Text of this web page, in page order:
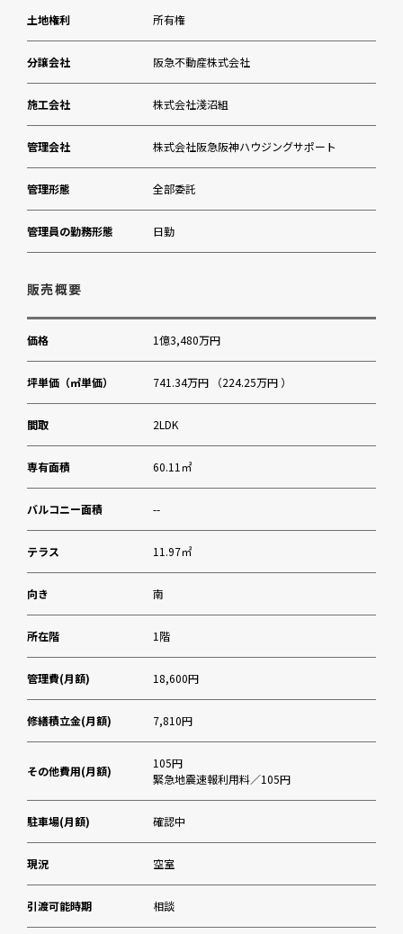
土地権利 所有権
分譲会社 阪急不動産株式会社
施工会社 株式会社淺沼組
管理会社 株式会社阪急阪神ハウジングサポート
管理形態 全部委託
管理員の勤務形態 日勤
販売概要
価格 1億3,480万円
坪単価（㎡単価） 741.34万円 （224.25万円 ）
間取 2LDK
専有面積 60.11㎡
バルコニー面積 --
テラス 11.97㎡
向き 南
所在階 1階
管理費(月額) 18,600円
修繕積立金(月額) 7,810円
その他費用(月額)
105円
緊急地震速報利用料／105円
駐車場(月額) 確認中
現況 空室
引渡可能時期 相談